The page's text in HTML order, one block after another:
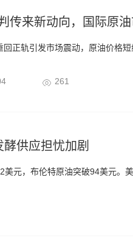
传来新动向，国际原
回正轨引发市场震动，原油价格
04 261
供应担忧加剧
元，布伦特原油突破94美元。